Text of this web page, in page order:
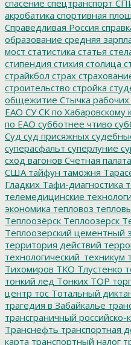
спасение спецтранспорт
акробатика спортивная
Справедливая Россия
образование средняя
мост статистика статья
стипендия стихия столица
страйкбол страх
строительство стройка
общежитие Стычка
ЕАО СУ СК по Хабаровскому
по ЕАО субботнее чтиво
Суд суд присяжных
суперасфальт суперлуние
сход вагонов Счетная палата
США тайфун таможня
Гладких Тафи-диагностика
телемедицинские
экономика тепловоз
Теплоозёрск Теплоозерск
Теплоозерский цементный
территория действий
технологический_техникум
Тихомиров ТКО Тлустенко
тонкий лед Тонких ТОР
центр тос Тотальный
трагедия в Забайкалье
трансграничный
Транснефть транспортная
карта транспортный налог